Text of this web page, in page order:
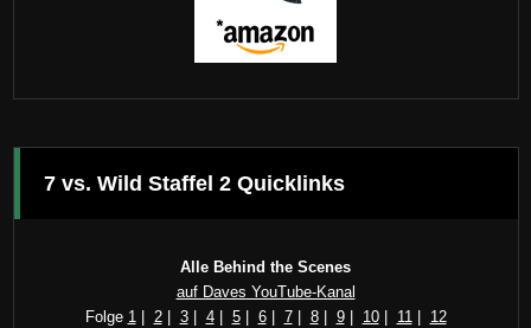
7 vs. Wild Staffel 2 Quicklinks
Alle Behind the Scenes
auf Daves YouTube-Kanal
Folge 1| 2| 3| 4| 5| 6| 7| 8| 9| 10| 11| 12